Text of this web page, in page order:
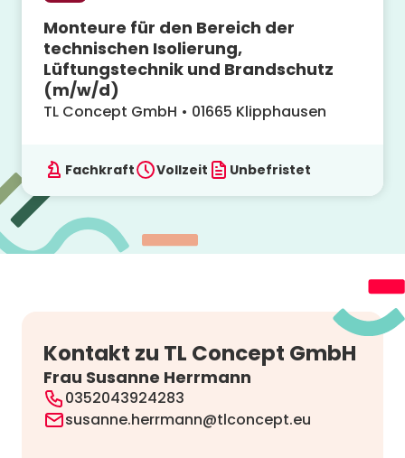
Monteure für den Bereich der
technischen Isolierung,
Lüftungstechnik und Brandschutz
(m/w/d)
TL Concept GmbH • 01665 Klipphausen
Fachkraft Vollzeit Unbefristet
Kontakt zu TL Concept GmbH
Frau Susanne Herrmann
0352043924283
susanne.herrmann@tlconcept.eu